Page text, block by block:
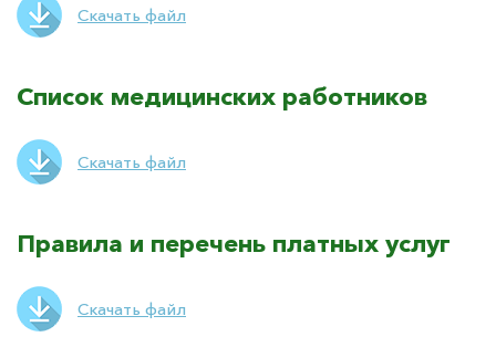
Скачать файл
Список медицинских работников
Скачать файл
Правила и перечень платных услуг
Скачать файл